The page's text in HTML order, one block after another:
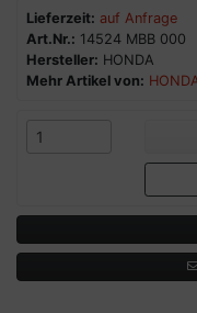
Lieferzeit: auf Anfrage
Art.Nr.: 14524 MBB 000
Hersteller: HONDA
Mehr Artikel von: